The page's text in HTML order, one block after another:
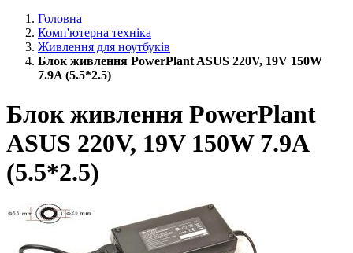
Головна
Комп'ютерна техніка
Живлення для ноутбуків
Блок живлення PowerPlant ASUS 220V, 19V 150W
7.9A (5.5*2.5)
Блок живлення PowerPlant
ASUS 220V, 19V 150W 7.9A
(5.5*2.5)